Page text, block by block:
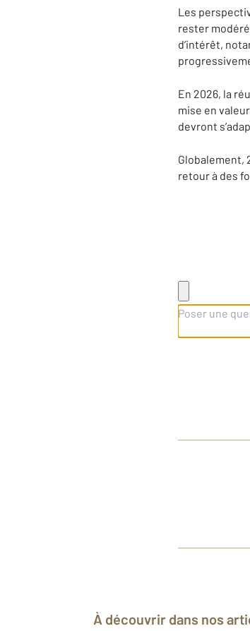
Les
rester
d’intérêt,
En 2026, la
mise en
devront
Globalement,
retour à des
À découvrir dans nos